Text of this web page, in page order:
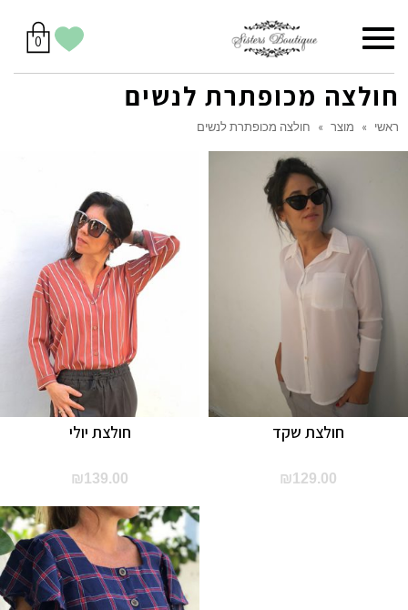
יש
לך
0מוצרים
בסל
הווישליסט
תפריט
חולצה מכופתרת לנשים
ראשי » מוצר » חולצה מכופתרת לנשים
חולצת יולי
₪139.00
חולצת שקד
₪129.00